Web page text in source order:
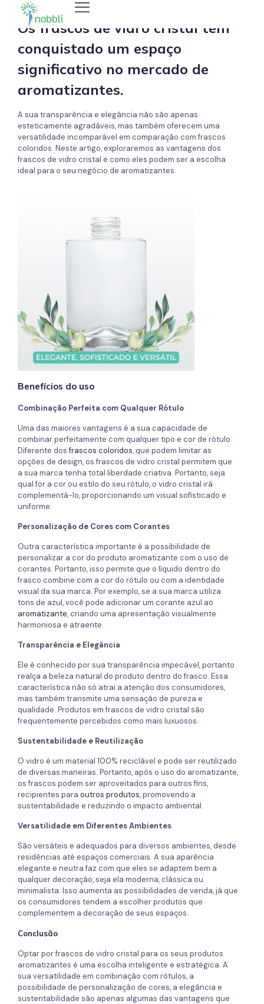
Os frascos de vidro cristal têm
conquistado um espaço
significativo no mercado de
aromatizantes.
A sua transparência e elegância não são apenas
esteticamente agradáveis, mas também oferecem uma
versatilidade incomparável em comparação com frascos
coloridos. Neste artigo, exploraremos as vantagens dos
frascos de vidro cristal e como eles podem ser a escolha
ideal para o seu negócio de aromatizantes.
Benefícios do uso
Combinação Perfeita com Qualquer Rótulo
Uma das maiores vantagens é a sua capacidade de
combinar perfeitamente com qualquer tipo e cor de rótulo.
Diferente dosfrascos coloridos, que podem limitar as
opções de design, os frascos de vidro cristal permitem que
a sua marca tenha total liberdade criativa. Portanto, seja
qual for a cor ou estilo do seu rótulo, o vidro cristal irá
complementá-lo, proporcionando um visual sofisticado e
uniforme.
Personalização de Cores com Corantes
Outra característica importante é a possibilidade de
personalizar a cor do produto aromatizante com o uso de
corantes. Portanto, isso permite que o líquido dentro do
frasco combine com a cor do rótulo ou com a identidade
visual da sua marca. Por exemplo, se a sua marca utiliza
tons de azul, você pode adicionar um corante azul ao
aromatizante, criando uma apresentação visualmente
harmoniosa e atraente.
Transparência e Elegância
Ele é conhecido por sua transparência impecável, portanto
realça a beleza natural do produto dentro do frasco. Essa
característica não só atrai a atenção dos consumidores,
mas também transmite uma sensação de pureza e
qualidade. Produtos em frascos de vidro cristal são
frequentemente percebidos como mais luxuosos.
Sustentabilidade e Reutilização
O vidro é um material 100% reciclável e pode ser reutilizado
de diversas maneiras. Portanto, após o uso do aromatizante,
os frascos podem ser aproveitados para outros fins,
recipientes para outros produtos, promovendo a
sustentabilidade e reduzindo o impacto ambiental.
Versatilidade em Diferentes Ambientes
São versáteis e adequados para diversos ambientes, desde
residências até espaços comerciais. A sua aparência
elegante e neutra faz com que eles se adaptem bem a
qualquer decoração, seja ela moderna, clássica ou
minimalista. Isso aumenta as possibilidades de venda, já que
os consumidores tendem a escolher produtos que
complementem a decoração de seus espaços.
Conclusão
Optar por frascos de vidro cristal para os seus produtos
aromatizantes é uma escolha inteligente e estratégica. A
sua versatilidade em combinação com rótulos, a
possibilidade de personalização de cores, a elegância e
sustentabilidade são apenas algumas das vantagens que